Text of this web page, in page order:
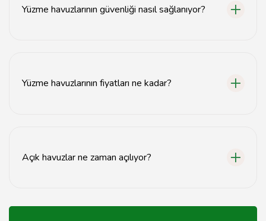
Yüzme havuzlarının güvenliği nasıl sağlanıyor?
Yüzme havuzlarının fiyatları ne kadar?
Açık havuzlar ne zaman açılıyor?
bağlı olarak açılmaktadır.